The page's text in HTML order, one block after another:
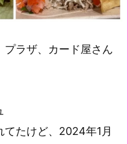
プラザ、カード屋さん
たけど、2024年1月